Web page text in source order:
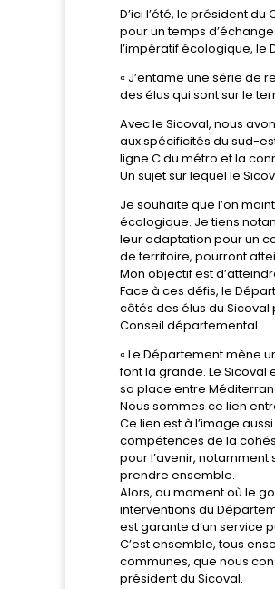
D’ici l’été, le président
pour un temps
l’impératif écologique, le
« J’entame une série de
des élus qui sont sur le
Avec le Sicoval, nous
aux spécificités du sud-
ligne C du métro et la
Un sujet sur lequel le
Je souhaite que l’on
écologique. Je tiens
leur adaptation pour un
de territoire, pourront
Mon objectif est
Face à ces défis, le
côtés des élus du
Conseil départemental.
« Le Département mène
font la grande. Le
sa place entre
Nous sommes ce lien
Ce lien est à l’image
compétences de la
pour l’avenir,
prendre ensemble.
Alors, au moment où le
interventions du
est garante d’un service
C’est ensemble, tous
communes, que nous
président du Sicoval.